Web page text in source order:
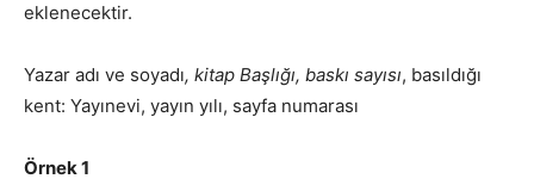
eklenecektir.
Yazar adı ve soyadı, kitap Başlığı, baskı sayısı, basıldığı
kent: Yayınevi, yayın yılı, sayfa numarası
Örnek 1